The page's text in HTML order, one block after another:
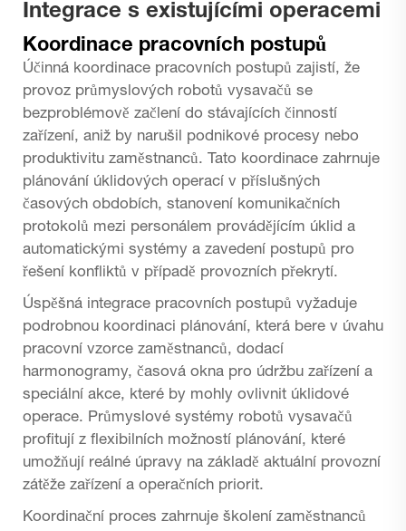
Integrace s existujícími operacemi
Koordinace pracovních postupů
Účinná koordinace pracovních postupů zajistí, že
provoz průmyslových robotů vysavačů se
bezproblémově začlení do stávajících činností
zařízení, aniž by narušil podnikové procesy nebo
produktivitu zaměstnanců. Tato koordinace zahrnuje
plánování úklidových operací v příslušných
časových obdobích, stanovení komunikačních
protokolů mezi personálem provádějícím úklid a
automatickými systémy a zavedení postupů pro
řešení konfliktů v případě provozních překrytí.
Úspěšná integrace pracovních postupů vyžaduje
podrobnou koordinaci plánování, která bere v úvahu
pracovní vzorce zaměstnanců, dodací
harmonogramy, časová okna pro údržbu zařízení a
speciální akce, které by mohly ovlivnit úklidové
operace. Průmyslové systémy robotů vysavačů
profitují z flexibilních možností plánování, které
umožňují reálné úpravy na základě aktuální provozní
zátěže zařízení a operačních priorit.
Koordinační proces zahrnuje školení zaměstnanců